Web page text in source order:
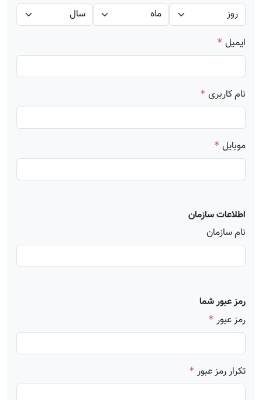
ایمیل *
نام کاربری *
موبایل *
اطلاعات سازمان
نام سازمان
رمز عبور شما
رمز عبور *
تکرار رمز عبور *